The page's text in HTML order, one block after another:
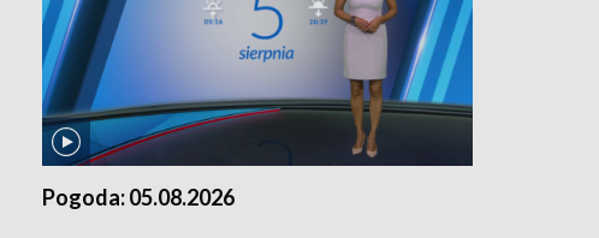
Pogoda: 05.08.2026